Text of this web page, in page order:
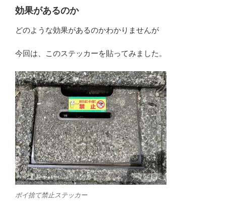
効果があるのか
どのような効果があるのかわかりませんが
今回は、このステッカーを貼ってみました。
ポイ捨て禁止ステッカー